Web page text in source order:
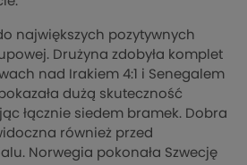
największych pozytywnych
Drużyna zdobyła komplet
nad Irakiem 4:1 i Senegalem
dużą skuteczność
łącznie siedem bramek. Dobra
również przed
Norwegia pokonała Szwecję